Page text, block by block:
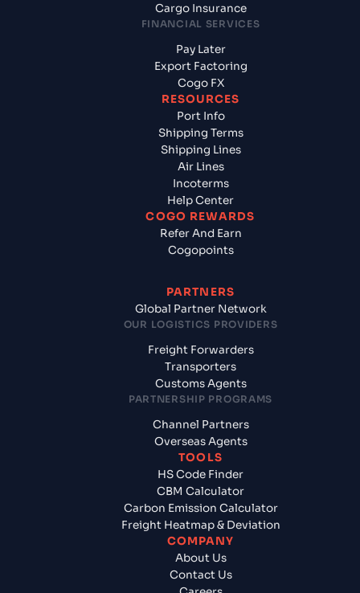
Cargo Insurance
FINANCIAL SERVICES
Pay Later
Export Factoring
Cogo FX
RESOURCES
Port Info
Shipping Terms
Shipping Lines
Air Lines
Incoterms
Help Center
COGO REWARDS
Refer And Earn
Cogopoints
PARTNERS
Global Partner Network
OUR LOGISTICS PROVIDERS
Freight Forwarders
Transporters
Customs Agents
PARTNERSHIP PROGRAMS
Channel Partners
Overseas Agents
TOOLS
HS Code Finder
CBM Calculator
Carbon Emission Calculator
Freight Heatmap & Deviation
COMPANY
About Us
Contact Us